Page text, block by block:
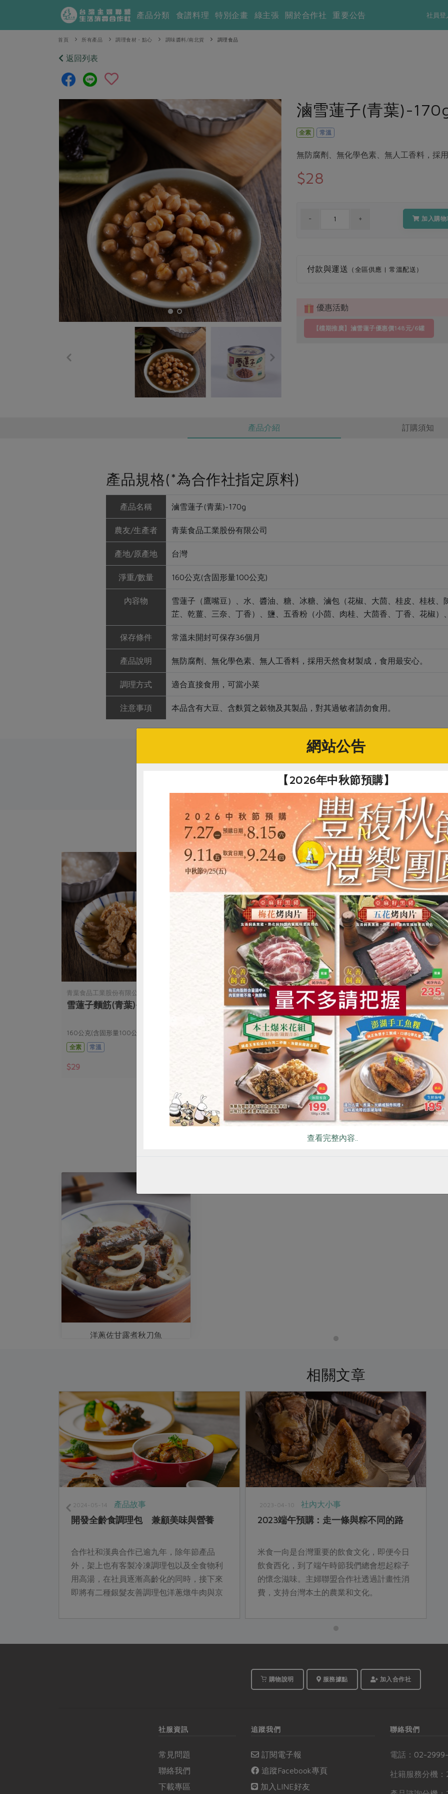
社員登
產品分類 食譜料理 特別企畫 綠主張 關於合作社 重要公告
首頁 所有產品 調理食材・點心 調味醬料/南北貨 調理食品
返回列表
滷雪蓮子(青葉)-
全素 常溫
無防腐劑、無化學色素、無人工香料，採
$28
加入購物
付款與運送 （全區供應 | 常溫配送）
優惠活動
【檔期推廣】滷雪蓮子優惠價148元/6罐
產品介紹 訂購須知
產品規格(*為合作社指定原料)
產品名稱 滷雪蓮子(青葉)-170g
農友/生產者 青葉食品工業股份有限公司
產地/原產地 台灣
淨重/數量 160公克(含固形量100公克)
內容物
雪蓮子（鷹嘴豆）、水、醬油、糖、冰糖、滷包（花椒、大茴、桂皮、桂枝、
芷、乾薑、三奈、丁香）、鹽、五香粉（小茴、肉桂、大茴香、丁香、花椒）
保存條件 常溫未開封可保存36個月
產品說明 無防腐劑、無化學色素、無人工香料，採用天然食材製成，食用最安心。
調理方式 適合直接食用，可當小菜
注意事項 本品含有大豆、含麩質之穀物及其製品，對其過敏者請勿食用。
關鍵字
# 防災食品 # 罐頭
你可能有興趣的產品
青葉食品工業股份有限公司
雪蓮子麵筋(青葉)-160g
160公克(含固形量100公克)
全素
常溫
$29
青葉食品工業股份有限公司
有機玉米粒(青葉)-120g
120公克(含固形量70公克)
常溫
生發號農產有限公司
阿薩姆茶葉蛋
350公克/6粒/包
蛋素
常溫
$125
看更多產品
洋蔥佐甘露煮秋刀魚
相關文章
2024-05-14 產品故事
開發全齡食調理包 兼顧美味與營養
合作社和漢典合作已逾九年，除年節產品
外，架上也有客製冷凍調理包以及全食物利
用高湯，在社員逐漸高齡化的同時，接下來
即將有二種銀髮友善調理包洋蔥燉牛肉與京
的背後故事吧！
2023-04-10 社內大小事
2023端午預購：走一條與粽不同的路
米食一向是台灣重要的飲食文化，即便今日
飲食西化，到了端午時節我們總會想起粽子
的懷念滋味。主婦聯盟合作社透過計畫性消
費，支持台灣本土的農業和文化。
購物說明 服務據點 加入合作社
社服資訊
常見問題
聯絡我們
下載專區
追蹤我們
訂閱電子報
追蹤Facebook專頁
加入LINE好友
聯絡我們
電話： 02-
社籍服務分機：
惜食 RPET 食譜 減硝酸鹽 雞蛋 食安 共同
網站公告
【2026年中秋節預購】
查看完整內容..